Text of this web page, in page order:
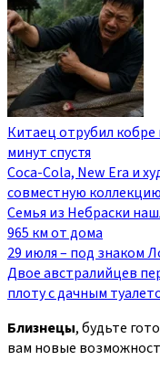
Китаец отрубил
минут спустя
Coca-Cola, New Era и
совместную коллекцию
Семья из Небраски
965 км от дома
29 июля – под знаком
Двое австралийцев
плоту с дачным
Близнецы, будьте
вам новые